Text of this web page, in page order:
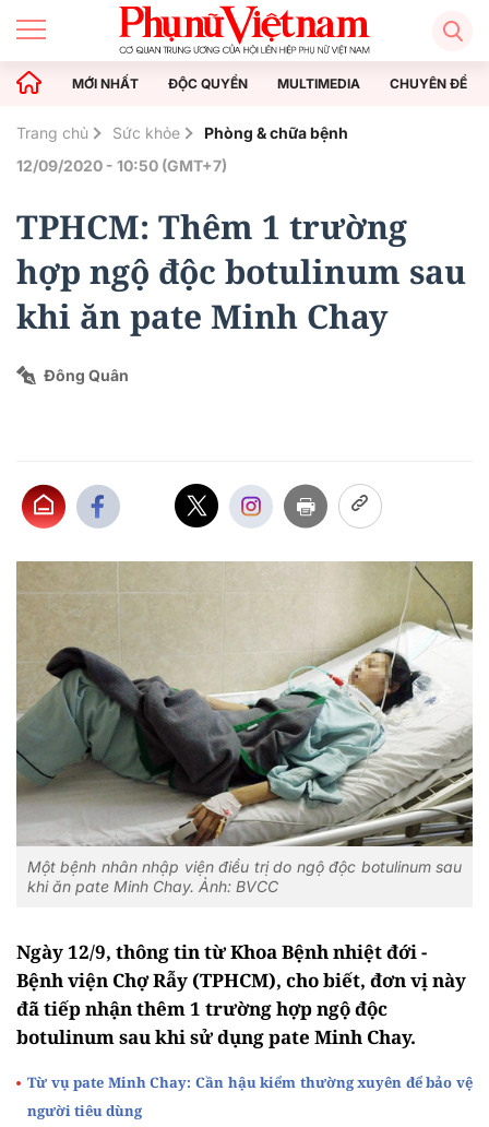
MỚI NHẤT ĐỘC QUYỀN MULTIMEDIA CHUYÊN ĐỀ
Trang chủ Sức khỏe
Phòng & chữa bệnh
12/09/2020 - 10:50 (GMT+7)
TPHCM: Thêm 1 trường
hợp ngộ độc botulinum sau
khi ăn pate Minh Chay
Đông Quân
Một bệnh nhân nhập viện điều trị do ngộ độc botulinum sau
khi ăn pate Minh Chay. Ảnh: BVCC
Ngày 12/9, thông tin từ Khoa Bệnh nhiệt đới -
Bệnh viện Chợ Rẫy (TPHCM), cho biết, đơn vị này
đã tiếp nhận thêm 1 trường hợp ngộ độc
botulinum sau khi sử dụng pate Minh Chay.
Từ vụ pate Minh Chay: Cần hậu kiểm thường xuyên để bảo vệ
người tiêu dùng